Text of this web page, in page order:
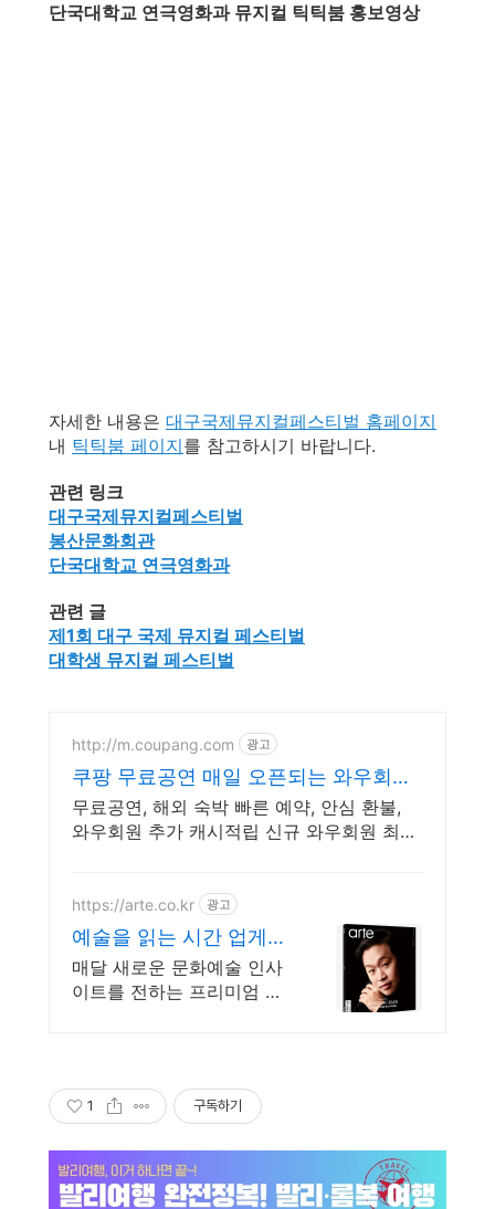
단국대학교 연극영화과 뮤지컬 틱틱붐 홍보영상
자세한 내용은 대구국제뮤지컬페스티벌 홈페이지
내 틱틱붐 페이지를 참고하시기 바랍니다.
관련 링크
대구국제뮤지컬페스티벌
봉산문화회관
단국대학교 연극영화과
관련 글
제1회 대구 국제 뮤지컬 페스티벌
대학생 뮤지컬 페스티벌
http://m.coupang.com 광고
쿠팡 무료공연 매일 오픈되는 와우회원
특가
무료공연, 해외 숙박 빠른 예약, 안심 환불,
와우회원 추가 캐시적립 신규 와우회원 최대
https://arte.co.kr 광고
예술을 읽는 시간 업게
리더들이 선택한 매거진
매달 새로운 문화예술 인사
이트를 전하는 프리미엄 월
1 구독하기